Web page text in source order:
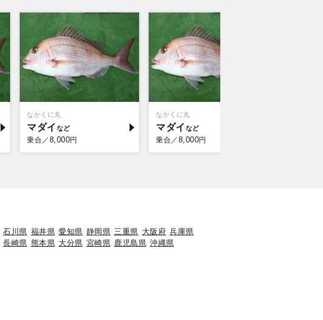
なかくに丸
マダイ
乗合／ 8,000円
なかくに丸
マダイ
乗合／ 8,000円
石川県 福井県 愛知県 静岡県 三重県 大阪府 兵庫県
長崎県 熊本県 大分県 宮崎県 鹿児島県 沖縄県